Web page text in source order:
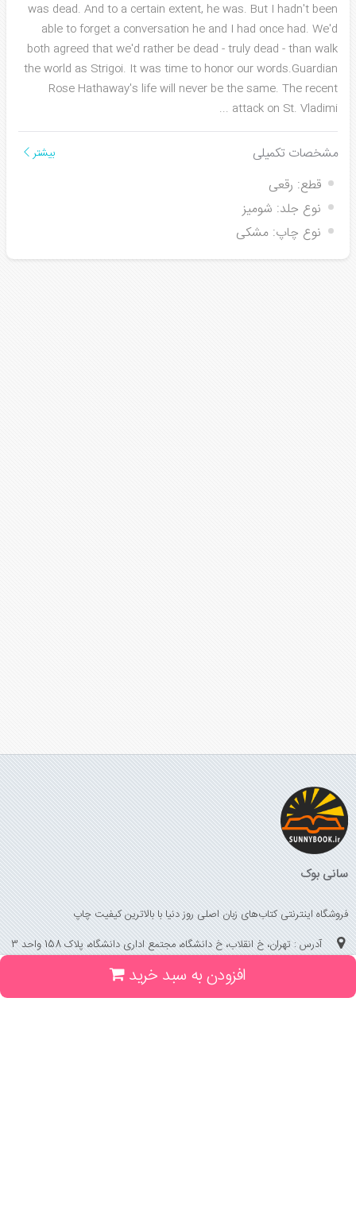
was dead. And to a certain extent, he was. But I hadn't been
able to forget a conversation he and I had once had. We'd
both agreed that we'd rather be dead - truly dead - than walk
the world as Strigoi. It was time to honor our words.Guardian
Rose Hathaway's life will never be the same. The recent
attack on St. Vladimi
...
مشخصات تکمیلی بیشتر
قطع: رقعی
نوع جلد: شومیز
نوع چاپ: مشکی
افزودن به سبد خرید
سانی بوک
فروشگاه اینترنتی کتاب‌های زبان اصلی روز دنیا با بالاترین کیفیت چاپ
آدرس : تهران، خ انقلاب، خ دانشگاه، مجتمع اداری دانشگاه، پلاک 158 واحد 3
تماس حاصل فرمایید)